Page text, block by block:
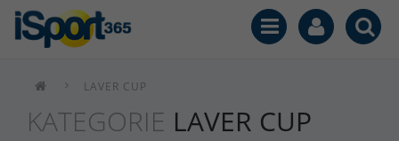
LAVER CUP
KATEGORIE LAVER CUP